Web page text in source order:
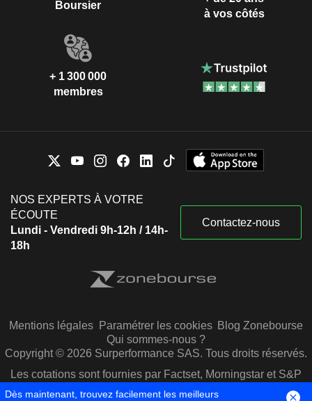
Boursier
à vos côtés
+ 1 300 000
membres
NOS EXPERTS À VOTRE
ÉCOUTE
Lundi - Vendredi 9h-12h / 14h-
18h
Contactez-nous
Mentions légales Paramétrer les cookies Blog Zonebourse
Qui sommes-nous ?
Copyright © 2026 Surperformance SAS. Tous droits réservés.
Les cotations sont fournies par Factset, Morningstar et S&P
Capital IQ
Dès maintenant, trouvez facilement les meilleurs